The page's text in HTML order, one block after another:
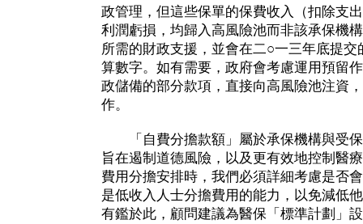
政管理，但這些保單的保費收入（扣除支
利潤虧損，均歸入高風險池而非該承保機
所需的財政支援，並會在二○一三年底提
算數字。如有需要，政府會考慮運用預留
政儲備的部分款項，直接向高風險池注資
作。
「自費分擔款額」屬於承保機構與受保
旨在遏制道德風險，以及更有效地控制醫
費用分擔安排時，我們必須詳細考慮是否
是低收入人士分擔費用的能力，以免減低
有鑑於此，顧問建議為醫保「標準計劃」